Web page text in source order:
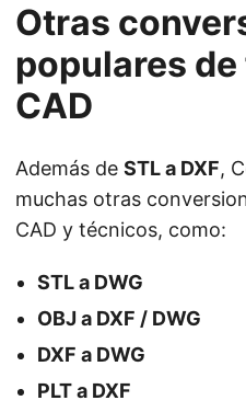
Otras
populares
CAD
Además de STL a DXF,
muchas otras
CAD y técnicos, como:
STL a DWG
OBJ a DXF / DWG
DXF a DWG
PLT a DXF